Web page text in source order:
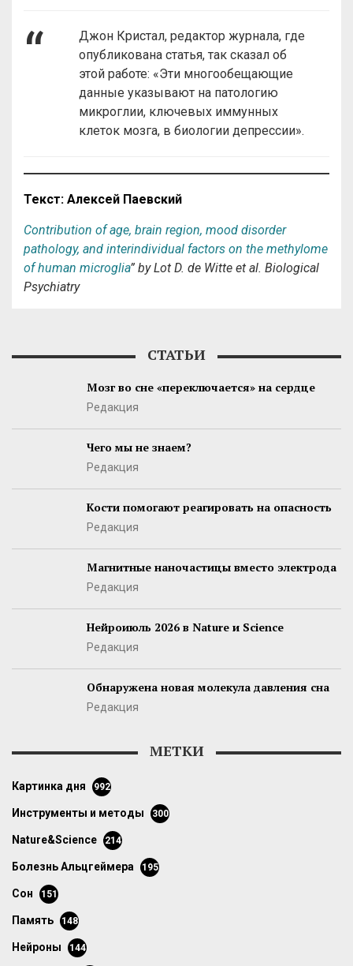
Джон Кристал, редактор журнала, где
опубликована статья, так сказал об
этой работе: «Эти многообещающие
данные указывают на патологию
микроглии, ключевых иммунных
клеток мозга, в биологии депрессии».
Текст: Алексей Паевский
Contribution of age, brain region, mood disorder
pathology, and interindividual factors on the methylome
of human microglia” by Lot D. de Witte et al. Biological
Psychiatry
СТАТЬИ
Мозг во сне «переключается» на сердце
Редакция
Чего мы не знаем?
Редакция
Кости помогают реагировать на опасность
Редакция
Магнитные наночастицы вместо электрода
Редакция
Нейроиюль 2026 в Nature и Science
Редакция
Обнаружена новая молекула давления сна
Редакция
МЕТКИ
картинка дня 992
инструменты и методы 300
Nature&Science 214
болезнь Альцгеймера 195
сон 151
память 148
нейроны 144